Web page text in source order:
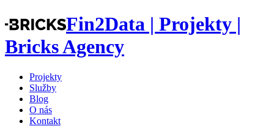
Fin2Data | Projekty |
Bricks Agency
Projekty
Služby
Blog
O nás
Kontakt